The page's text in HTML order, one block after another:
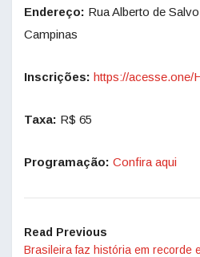
Endereço: Rua Alberto de
Campinas
Inscrições: https://acesse.one/
Taxa: R$ 65
Programação: Confira aqui
Read Previous
Brasileira faz história em recorde